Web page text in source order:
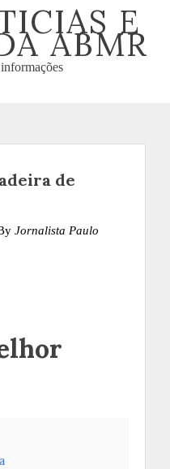
E
ABMR
de
Jornalista Paulo